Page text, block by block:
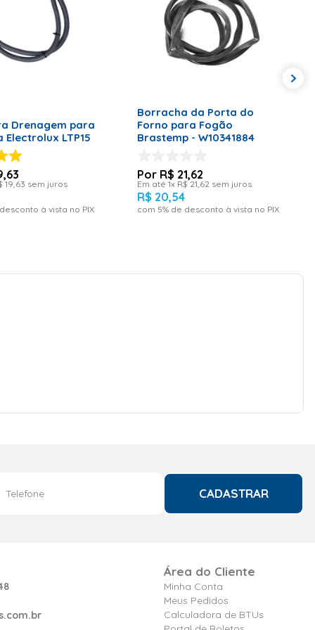
Drenagem para
Electrolux LTP15
,63
19 63 sem juros
à vista no PIX
Borracha da Porta do
Forno para Fogão
Brastemp - W10341884
R$ 21,62
Em até 1x R$ 21 62 sem juros
R$ 20,54
com 5% de desconto à vista no PIX
CADASTRAR
Área do Cliente
Minha Conta
Meus Pedidos
Calculadora de BTUs